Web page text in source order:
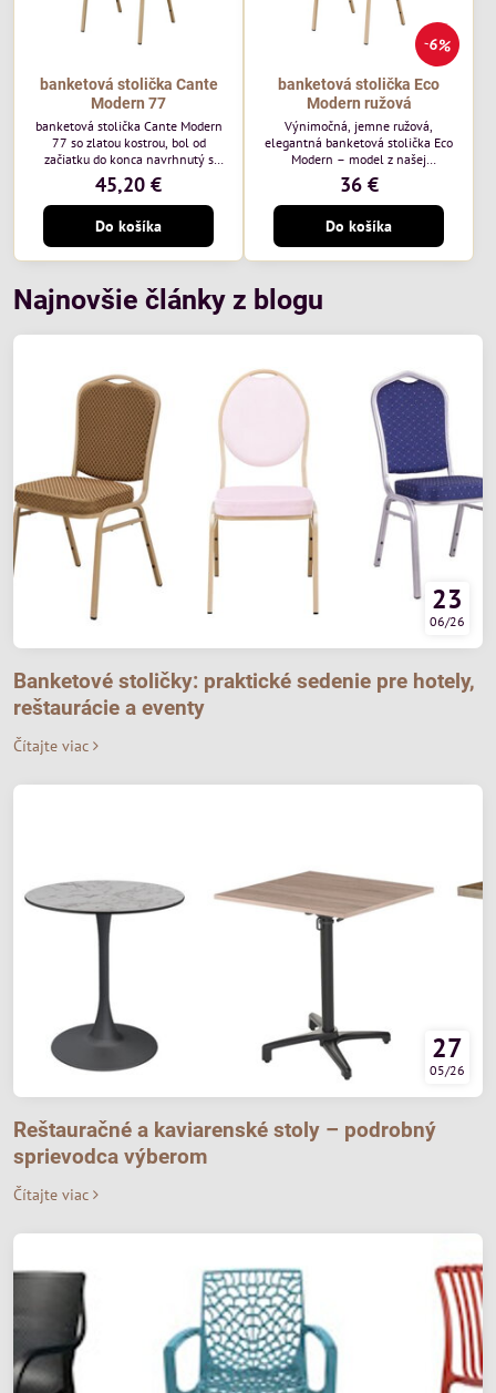
banketová stolička Cante
Modern 77
banketová stolička Cante Modern
77 so zlatou kostrou, bol od
začiatku do konca navrhnutý s
ohľadom na elegantné a
sofistikované priestory pre
pohostinstvá. Má zlatý rám a
čalúnenie Moss 07 od poľskej
značky Davis – béžová farba s
mäkkým povrchom je ideálna do
kombinuje klasický dizajn s
modernou funkčnosťou. Je odolná,
45,20 €
Do košíka
6%
banketová stolička Eco
Modern ružová
Výnimočná, jemne ružová,
elegantná banketová stolička Eco
Modern – model z našej
ekonomicky výhodnej rady. Táto
nová verzia je ešte lepšie
prispôsobená potrebám moderných
pohostinských priestorov, ako sú
hotely a reštaurácie. Medzi jej
charakteristické znaky patrí
gramážou 210 g/m2, odolný
oceľový rám, stohovateľný až 19
36 €
Do košíka
Najnovšie články z blogu
23
06/26
Banketové stoličky: praktické sedenie pre hotely,
reštaurácie a eventy
Čítajte viac
27
05/26
Reštauračné a kaviarenské stoly – podrobný
sprievodca výberom
Čítajte viac